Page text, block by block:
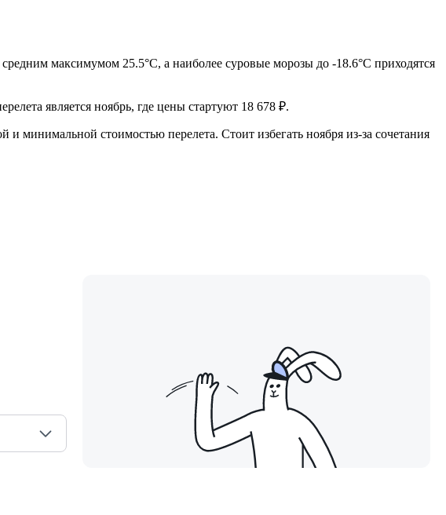
максимумом 25.5°C, а наиболее суровые морозы до -18.6°C приходятся
является ноябрь, где цены стартуют 18 678 ₽.
минимальной стоимостью перелета. Стоит избегать ноября из-за сочетания